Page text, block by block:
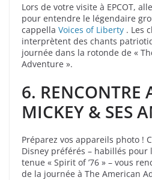
Lors de votre visite à EPCOT,
pour entendre le légendaire
cappella Voices of Liberty . Les
interprètent des chants
journée dans la rotonde de «
Adventure ».
6. RENCONTRE
MICKEY & SES
Préparez vos appareils photo !
Disney préférés – habillés pour
tenue « Spirit of ’76 » – vous
de la journée à The American